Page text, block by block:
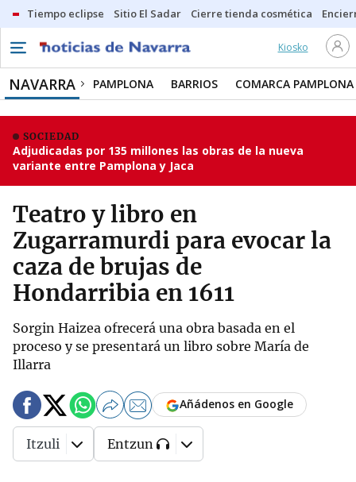
Tiempo eclipse Sitio El Sadar Cierre tienda cosmética
Kiosko
NAVARRA PAMPLONA BARRIOS COMARCA PAMPLONA
SOCIEDAD
Adjudicadas por 135 millones las obras de la nueva
variante entre Pamplona y Jaca
Teatro y libro en
Zugarramurdi para evocar la
caza de brujas de
Hondarribia en 1611
Sorgin Haizea ofrecerá una obra basada en el
proceso y se presentará un libro sobre María de
Illarra
Añádenos en Google
Itzuli Entzun